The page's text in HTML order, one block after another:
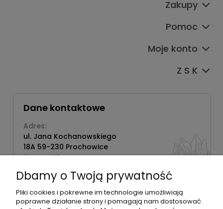
Zakupy
Pomoc
Moje konto
Z S K
Dane kontaktowe
Adres:
ul. Jana Kochanowskiego
18A 59-230 Prochowice
Numer NIP:
Telefon:
518358020
Dbamy o Twoją prywatność
Pliki cookies i pokrewne im technologie umożliwiają
poprawne działanie strony i pomagają nam dostosować